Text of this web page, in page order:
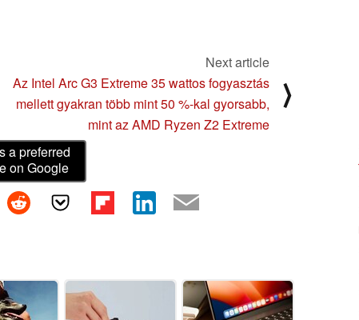
Next article
Az Intel Arc G3 Extreme 35 wattos fogyasztás
mellett gyakran több mint 50 %-kal gyorsabb,
mint az AMD Ryzen Z2 Extreme
⟩
a preferred
on Google